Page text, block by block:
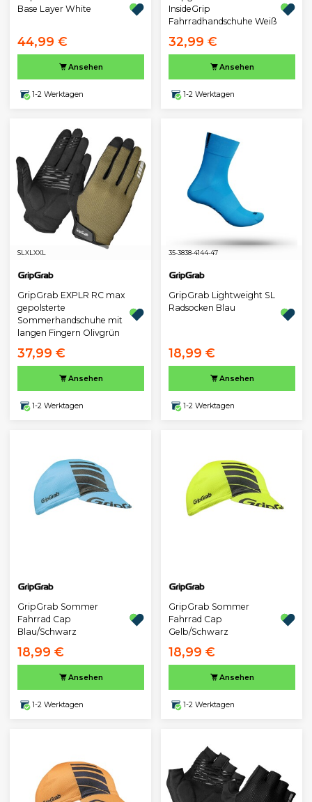
Base Layer White
44,99 €
Ansehen
1-2 Werktagen
InsideGrip
Fahrradhandschuhe Weiß
32,99 €
Ansehen
1-2 Werktagen
SL XL XXL
GripGrab EXPLR RC max
gepolsterte
Sommerhandschuhe mit
langen Fingern Olivgrün
37,99 €
Ansehen
1-2 Werktagen
35-3838-4144-47
GripGrab Lightweight SL
Radsocken Blau
18,99 €
Ansehen
1-2 Werktagen
GripGrab Sommer
Fahrrad Cap
Blau/Schwarz
18,99 €
Ansehen
1-2 Werktagen
GripGrab Sommer
Fahrrad Cap
Gelb/Schwarz
18,99 €
Ansehen
1-2 Werktagen